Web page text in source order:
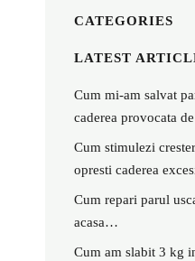
CATEGORIES
LATEST
Cum mi-am salvat
caderea provocata
Cum stimulezi
opresti caderea
Cum repari parul
acasa…
Cum am slabit 3 kg